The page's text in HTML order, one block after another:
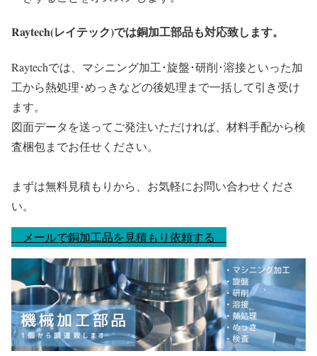
Raytech(レイテック)では銅加工部品も対応致します。
Raytechでは、マシニング加工･旋盤･研削･溶接といった加
工から熱処理･めっきなどの後処理まで一括して引き受け
ます。
図面データを送ってご発注いただければ、材料手配から検
査梱包までお任せください。
まずは無料見積もりから、お気軽にお問い合わせくださ
い。
メールで銅加工品を見積もり依頼する